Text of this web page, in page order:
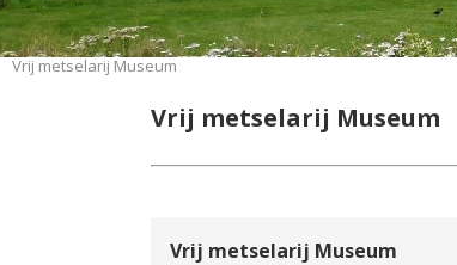
Vrij metselarij Museum
Vrij metselarij Museum
Vrij metselarij Museum